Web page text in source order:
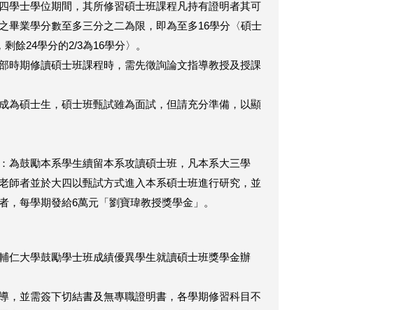
學士學位期間，其所修習碩士班課程凡持有證明者其可
畢業學分數至多三分之二為限，即為至多16學分〈碩士
餘24學分的2/3為16學分〉。
時期修讀碩士班課程時，需先徵詢論文指導教授及授課
為碩士生，碩士班甄試雖為面試，但請充分準備，以顯
為鼓勵本系學生續留本系攻讀碩士班，凡本系大三學
師者並於大四以甄試方式進入本系碩士班進行研究，並
，每學期發給6萬元「劉寶瑋教授獎學金」。
仁大學鼓勵學士班成績優異學生就讀碩士班獎學金辦
，並需簽下切結書及無專職證明書，各學期修習科目不